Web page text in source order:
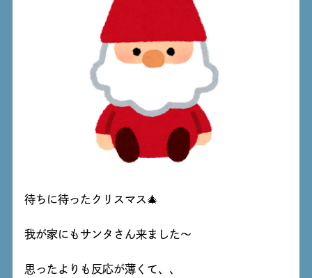
待ちに待ったクリスマス🎄
我が家にもサンタさん来ました～
思ったよりも反応が薄くて、、